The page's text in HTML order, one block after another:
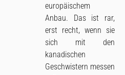
europäischem
Anbau. Das ist rar,
erst recht, wenn sie
sich mit den
kanadischen
Geschwistern messen